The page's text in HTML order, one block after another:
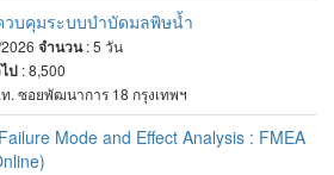
วบคุมระบบบำบัดมลพิษน้ำ
จำนวน: 5 วัน
ป : 8,500
. ซอยพัฒนาการ 18 กรุงเทพฯ
Failure Mode and Effect Analysis : FMEA